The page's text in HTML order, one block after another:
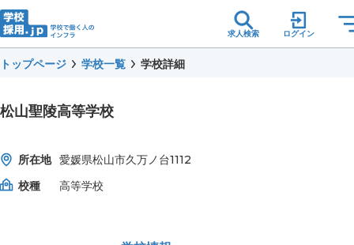
求人検索 ログイン
トップページ 学校一覧 学校詳細
松山聖陵高等学校
所在地 愛媛県松山市久万ノ台1112
校種
高等学校